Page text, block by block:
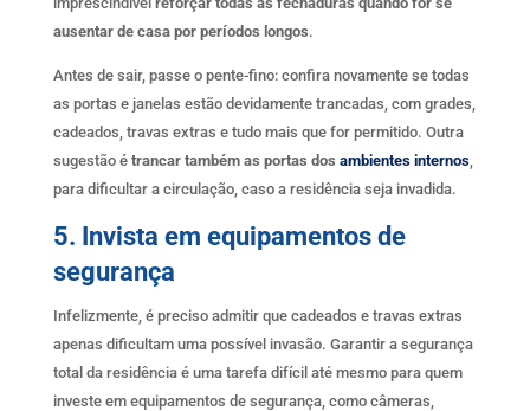
ausentar de casa por períodos longos.
Antes de sair, passe o pente-fino: confira novamente se todas
as portas e janelas estão devidamente trancadas, com grades,
cadeados, travas extras e tudo mais que for permitido. Outra
sugestão é trancar também as portas dos ambientes internos,
para dificultar a circulação, caso a residência seja invadida.
5. Invista em equipamentos de
segurança
Infelizmente, é preciso admitir que cadeados e travas extras
apenas dificultam uma possível invasão. Garantir a segurança
total da residência é uma tarefa difícil até mesmo para quem
investe em equipamentos de segurança, como câmeras,